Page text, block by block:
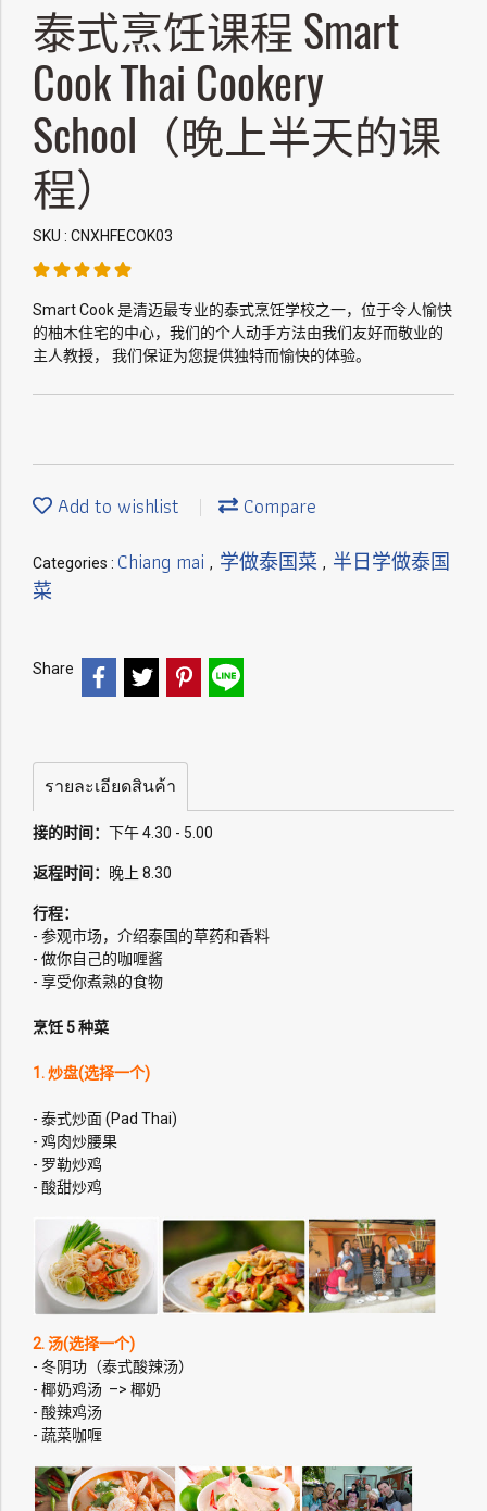
泰式烹饪课程 Smart
Cook Thai Cookery
School（晚上半天的课
程）
SKU : CNXHFECOK03
Smart Cook 是清迈最专业的泰式烹饪学校之一，位于令人愉快
的柚木住宅的中心，我们的个人动手方法由我们友好而敬业的
主人教授， 我们保证为您提供独特而愉快的体验。
Add to wishlist Compare
Categories : Chiang mai , 学做泰国菜 , 半日学做泰国
菜
Share
รายละเอียดสินค้า
接的时间： 下午 4.30 - 5.00
返程时间： 晚上 8.30
行程：
- 参观市场，介绍泰国的草药和香料
- 做你自己的咖喱酱
- 享受你煮熟的食物
烹饪 5 种菜
1. 炒盘(选择一个)
- 泰式炒面 (Pad Thai)
- 鸡肉炒腰果
- 罗勒炒鸡
- 酸甜炒鸡
2. 汤(选择一个)
- 冬阴功（泰式酸辣汤）
- 椰奶鸡汤 –> 椰奶
- 酸辣鸡汤
- 蔬菜咖喱